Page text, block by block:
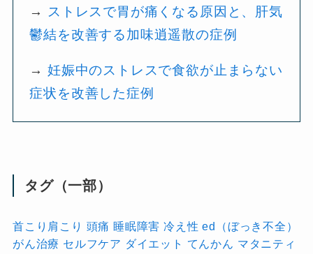
→
ストレスで胃が痛くなる原因と、肝気
鬱結を改善する加味逍遥散の症例
→妊娠中のストレスで食欲が止まらない
症状を改善した症例
タグ（一部）
首こり肩こり 頭痛 睡眠障害 冷え性 ed（ぼっき不全）
がん治療 セルフケア ダイエット てんかん マタニティ